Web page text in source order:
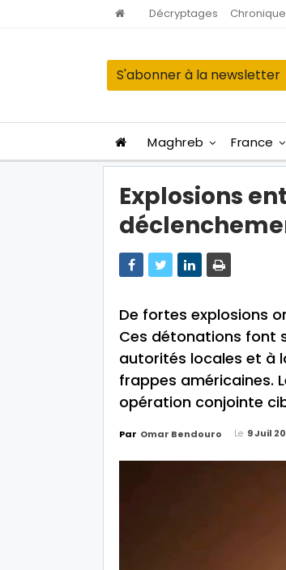
Décryptages
S'abonner à la newsletter
Maghreb France
Explosions
De fortes explosions
Ces détonations font
autorités locales et à
frappes américaines.
opération conjointe
Par Omar Bendouro Le 9 Juil